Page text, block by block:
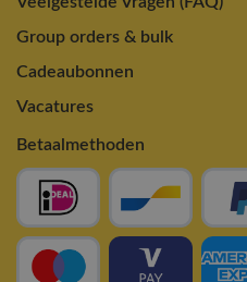
Group orders & bulk
Cadeaubonnen
Vacatures
Betaalmethoden